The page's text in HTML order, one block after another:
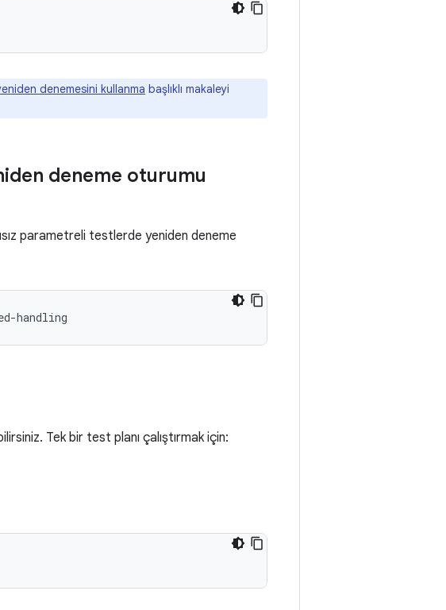
denemesini kullanma başlıklı makaleyi
deneme oturumu
parametreli testlerde yeniden deneme
Tek bir test planı çalıştırmak için: